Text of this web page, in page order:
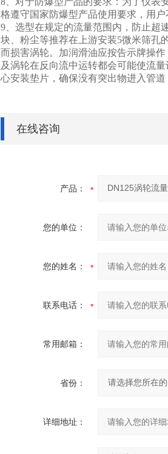
格遵守国家防爆型产品使用要求，用
9 、选型在规定的流量范围内，防止
块、粉尘等推荐在上游安装5微米筛孔
而损害涡轮。加润滑油应按告示牌操
及涡轮在反向流中运转都会可能使流
心安装垫片，确保没有突出物进入管
在线咨询
产品：
您的单位：
您的姓名：
联系电话：
常用邮箱：
省份：
详细地址：